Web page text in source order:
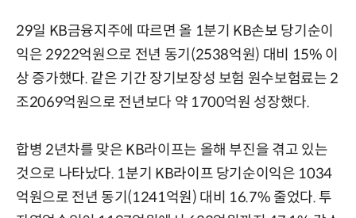
29일 KB금융지주에 따르면 올 1분기 KB손보 당기순이
익은 2922억원으로 전년 동기(2538억원) 대비 15% 이
상 증가했다. 같은 기간 장기보장성 보험 원수보험료는 2
조2069억원으로 전년보다 약 1700억원 성장했다.
합병 2년차를 맞은 KB라이프는 올해 부진을 겪고 있는
것으로 나타났다. 1분기 KB라이프 당기순이익은 1034
억원으로 전년 동기(1241억원) 대비 16.7% 줄었다. 투